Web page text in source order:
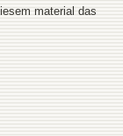
material das